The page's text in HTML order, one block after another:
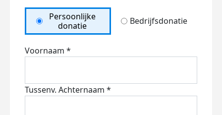
Persoonlijke
donatie
Bedrijfsdonatie
Voornaam *
Tussenv. Achternaam *